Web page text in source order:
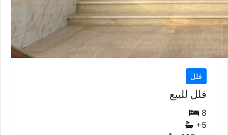
فلل
فلل للبيع
8
+5